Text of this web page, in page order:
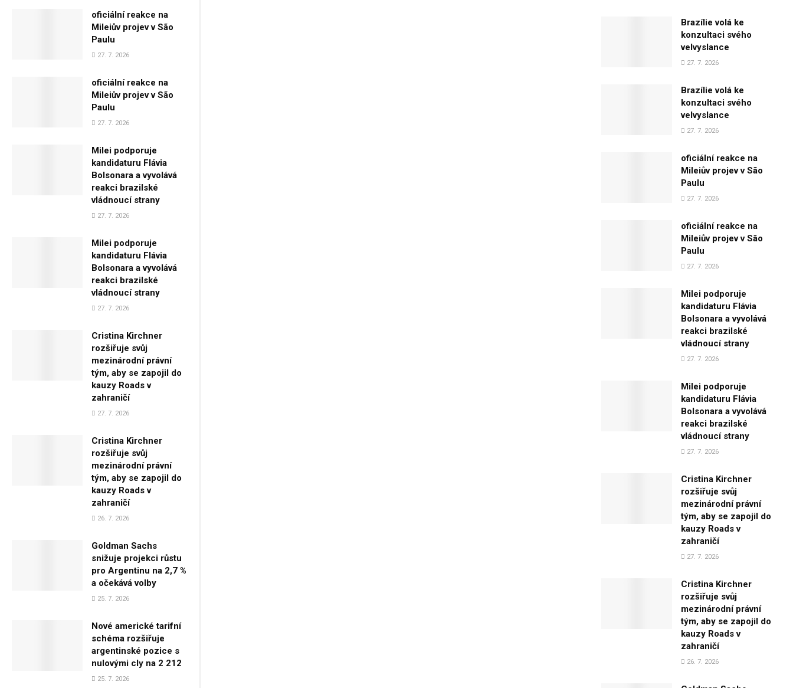
oficiální reakce na
Mileiův projev v São
Paulu
27. 7. 2026
oficiální reakce na
Mileiův projev v São
Paulu
27. 7. 2026
Milei podporuje
kandidaturu Flávia
Bolsonara a vyvolává
reakci brazilské
vládnoucí strany
27. 7. 2026
Milei podporuje
kandidaturu Flávia
Bolsonara a vyvolává
reakci brazilské
vládnoucí strany
27. 7. 2026
Cristina Kirchner
rozšiřuje svůj
mezinárodní právní
tým, aby se zapojil do
kauzy Roads v
zahraničí
27. 7. 2026
Cristina Kirchner
rozšiřuje svůj
mezinárodní právní
tým, aby se zapojil do
kauzy Roads v
zahraničí
26. 7. 2026
Goldman Sachs
snižuje projekci růstu
pro Argentinu na 2,7 %
a očekává volby
25. 7. 2026
Nové americké tarifní
schéma rozšiřuje
argentinské pozice s
nulovými cly na 2 212
25. 7. 2026
Brazílie volá ke
konzultaci svého
velvyslance
27. 7. 2026
Brazílie volá ke
konzultaci svého
velvyslance
27. 7. 2026
oficiální reakce na
Mileiův projev v São
Paulu
27. 7. 2026
oficiální reakce na
Mileiův projev v São
Paulu
27. 7. 2026
Milei podporuje
kandidaturu Flávia
Bolsonara a vyvolává
reakci brazilské
vládnoucí strany
27. 7. 2026
Milei podporuje
kandidaturu Flávia
Bolsonara a vyvolává
reakci brazilské
vládnoucí strany
27. 7. 2026
Cristina Kirchner
rozšiřuje svůj
mezinárodní právní
tým, aby se zapojil do
kauzy Roads v
zahraničí
27. 7. 2026
Cristina Kirchner
rozšiřuje svůj
mezinárodní právní
tým, aby se zapojil do
kauzy Roads v
zahraničí
26. 7. 2026